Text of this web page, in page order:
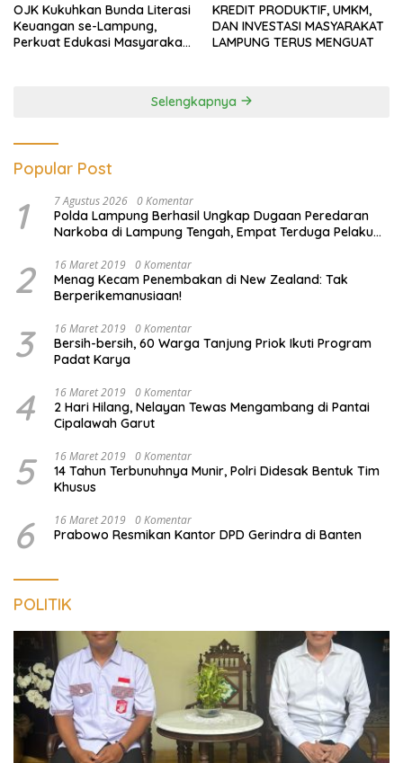
OJK Kukuhkan Bunda Literasi
Keuangan se-Lampung,
Perkuat Edukasi Masyarakat
KREDIT PRODUKTIF, UMKM,
DAN INVESTASI MASYARAKAT
LAMPUNG TERUS MENGUAT
Selengkapnya
Popular Post
1 7 Agustus 2026 0 Komentar
Polda Lampung Berhasil Ungkap Dugaan Peredaran
Narkoba di Lampung Tengah, Empat Terduga Pelaku
2 16 Maret 2019 0 Komentar
Menag Kecam Penembakan di New Zealand: Tak
Berperikemanusiaan!
3 16 Maret 2019 0 Komentar
Bersih-bersih, 60 Warga Tanjung Priok Ikuti Program
Padat Karya
4 16 Maret 2019 0 Komentar
2 Hari Hilang, Nelayan Tewas Mengambang di Pantai
Cipalawah Garut
5 16 Maret 2019 0 Komentar
14 Tahun Terbunuhnya Munir, Polri Didesak Bentuk Tim
Khusus
6 16 Maret 2019 0 Komentar
Prabowo Resmikan Kantor DPD Gerindra di Banten
POLITIK